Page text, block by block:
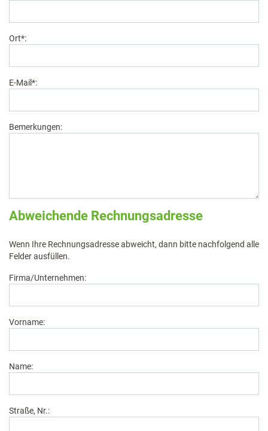
Ort*:
E-Mail*:
Bemerkungen:
Abweichende Rechnungsadresse
Wenn Ihre Rechnungsadresse abweicht, dann bitte nachfolgend alle
Felder ausfüllen.
Firma/Unternehmen:
Vorname:
Name:
Straße, Nr.: